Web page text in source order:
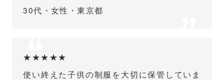
30代・女性・東京都
★★★★★
使い終えた子供の制服を大切に保管していま